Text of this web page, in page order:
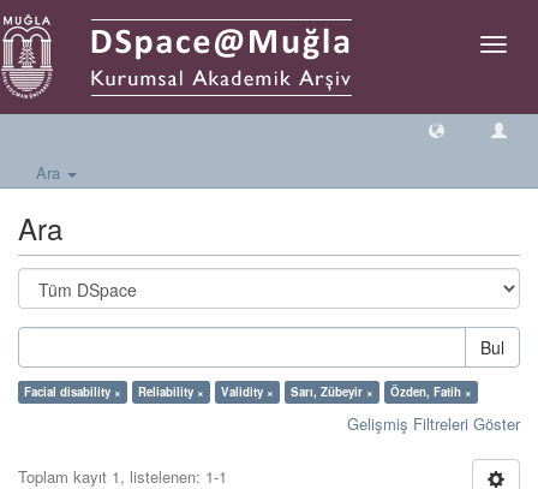
Geçiş
Ara
Ara
Bul
Facial disability × Reliability × Validity × Sarı, Zübeyir × Özden, Fatih ×
Gelişmiş Filtreleri Göster
Toplam kayıt 1, listelenen: 1-1